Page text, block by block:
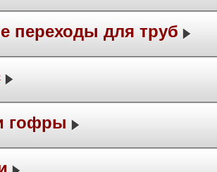
переходы для труб
гофры